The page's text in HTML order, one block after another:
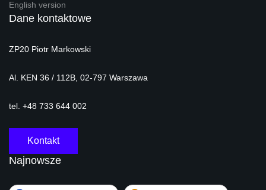
English version
Dane kontaktowe
ZP20 Piotr Markowski
Al. KEN 36 / 112B, 02-797 Warszawa
tel. +48 733 644 002
Kontakt
Najnowsze